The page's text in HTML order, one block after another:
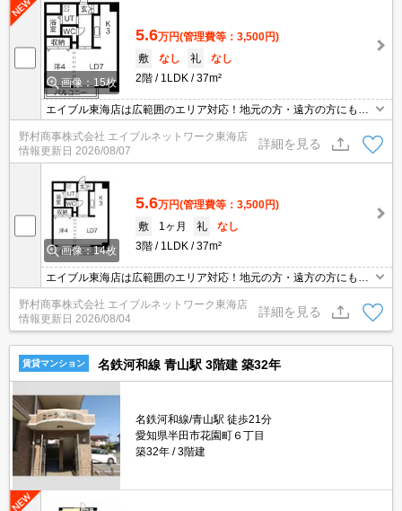
画像：15枚
5.6万円(管理費等：3,500円)
敷
なし 礼
なし
2階
1LDK 37m²
エイブル東海店は広範囲のエリア対応！地元の方・遠方の方にも公
平な視点で提案♪見るだけ・オンライン可！
野村商事株式会社 エイブルネットワーク東海店
情報更新日 2026/08/07
詳細を見る
画像：14枚
5.6万円(管理費等：3,500円)
敷
1ヶ月 礼
なし
3階
1LDK 37m²
エイブル東海店は広範囲のエリア対応！地元の方・遠方の方にも公
平な視点で提案♪見るだけ・オンライン可！
野村商事株式会社 エイブルネットワーク東海店
情報更新日 2026/08/04
詳細を見る
賃貸マンション 名鉄河和線 青山駅 3階建 築32年
名鉄河和線/青山駅 徒歩21分
愛知県半田市花園町６丁目
築32年
3階建